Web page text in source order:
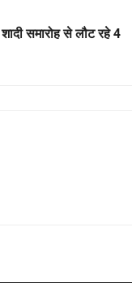
समारोह से लौट रहे 4